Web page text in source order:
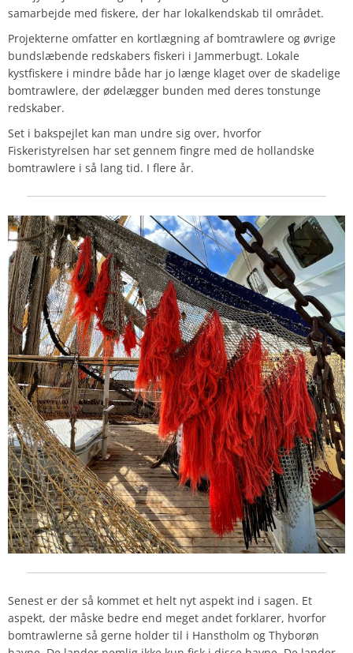
samarbejde med fiskere, der har lokalkendskab til området.
Projekterne omfatter en kortlægning af bomtrawlere og øvrige
bundslæbende redskabers fiskeri i Jammerbugt. Lokale
kystfiskere i mindre både har jo længe klaget over de skadelige
bomtrawlere, der ødelægger bunden med deres tonstunge
redskaber.
Set i bakspejlet kan man undre sig over, hvorfor
Fiskeristyrelsen har set gennem fingre med de hollandske
bomtrawlere i så lang tid. I flere år.
Senest er der så kommet et helt nyt aspekt ind i sagen. Et
aspekt, der måske bedre end meget andet forklarer, hvorfor
bomtrawlerne så gerne holder til i Hanstholm og Thyborøn